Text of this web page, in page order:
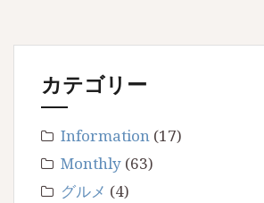
カテゴリー
Information (17)
Monthly (63)
グルメ (4)